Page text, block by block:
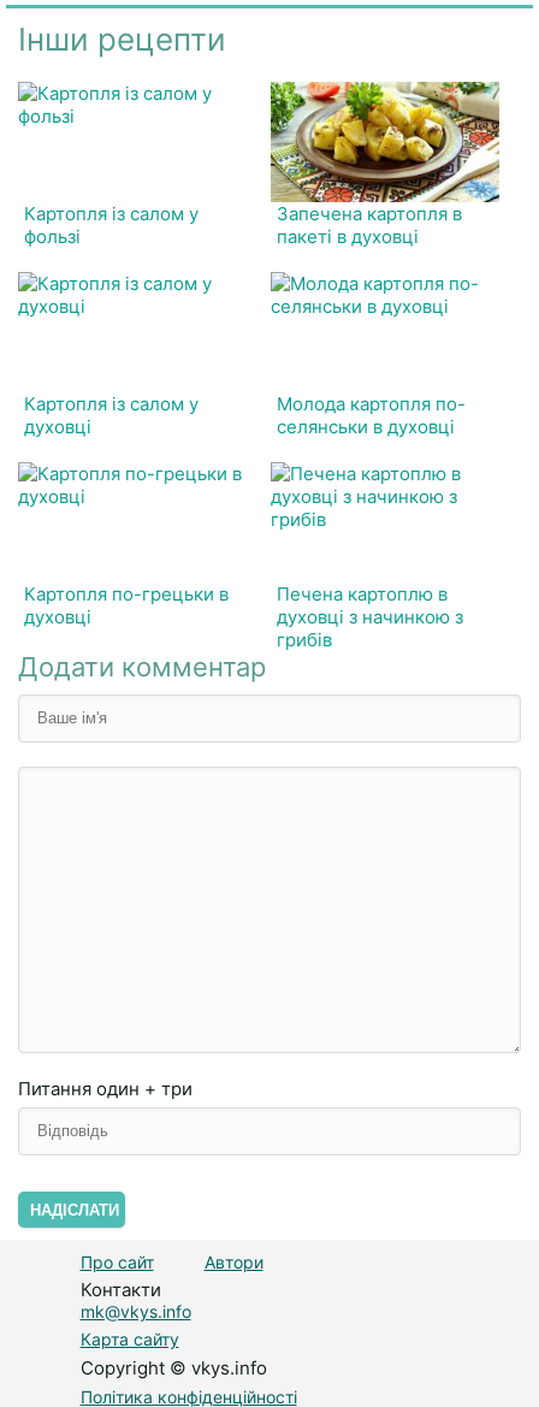
Інши рецепти
Картопля із салом у
фользі
Запечена картопля в
пакеті в духовці
Картопля із салом у
духовці
Молода картопля по-
селянськи в духовці
Картопля по-грецьки в
духовці
Печена картоплю в
духовці з начинкою з
грибів
Додати комментар
Питання один + три
НАДІСЛАТИ
Про сайт Автори
Контакти
mk@vkys.info
Карта сайту
Copyright © vkys.info
Політика конфіденційності